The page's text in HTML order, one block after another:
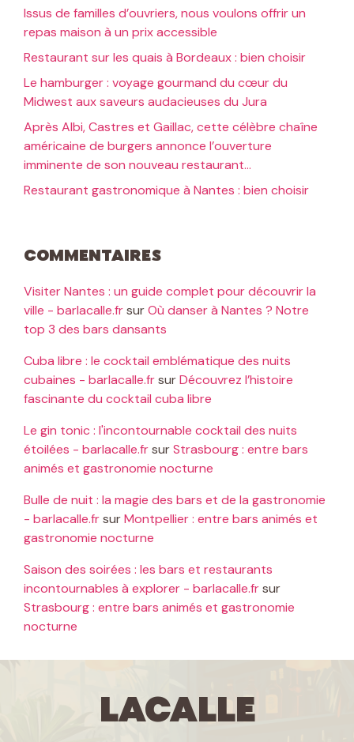
Issus de familles d’ouvriers, nous voulons offrir un
repas maison à un prix accessible
Restaurant sur les quais à Bordeaux : bien choisir
Le hamburger : voyage gourmand du cœur du
Midwest aux saveurs audacieuses du Jura
Après Albi, Castres et Gaillac, cette célèbre chaîne
américaine de burgers annonce l’ouverture
imminente de son nouveau restaurant…
Restaurant gastronomique à Nantes : bien choisir
Commentaires
Visiter Nantes : un guide complet pour découvrir la
ville - barlacalle.frsurOù danser à Nantes ? Notre
top 3 des bars dansants
Cuba libre : le cocktail emblématique des nuits
cubaines - barlacalle.frsurDécouvrez l’histoire
fascinante du cocktail cuba libre
Le gin tonic : l'incontournable cocktail des nuits
étoilées - barlacalle.frsurStrasbourg : entre bars
animés et gastronomie nocturne
Bulle de nuit : la magie des bars et de la gastronomie
- barlacalle.frsurMontpellier : entre bars animés et
gastronomie nocturne
Saison des soirées : les bars et restaurants
incontournables à explorer - barlacalle.frsur
Strasbourg : entre bars animés et gastronomie
nocturne
LaCalle